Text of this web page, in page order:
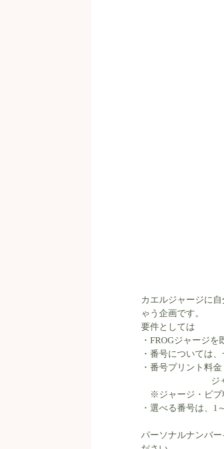
カエルジャージに
ゃう企画です。
要件としては
・FROGジャージ
・番号については
・番号プリント料
※ジャージ・ビブ
・選べる番号は、
パーソナルナンバ